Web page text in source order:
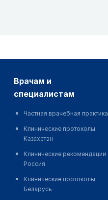
врачам и
специалистам
Частная врачебная практика
Клинические протоколы
Казахстан
Клинические рекомендации
Россия
Клинические протоколы
Беларусь